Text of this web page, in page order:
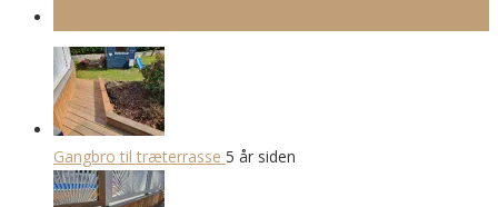
Gangbro til træterrasse 5 år siden